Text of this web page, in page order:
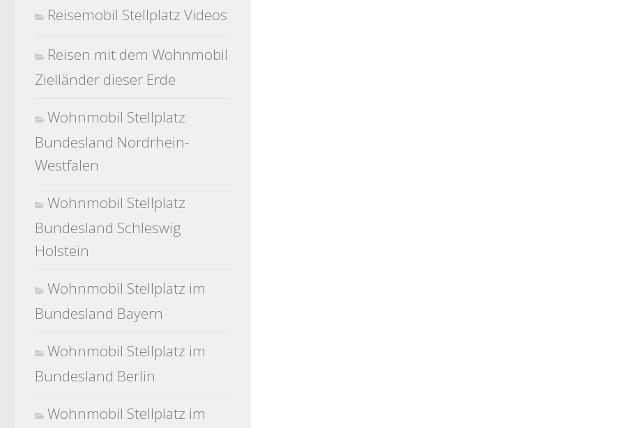
Reisemobil Stellplatz Videos
Reisen mit dem Wohnmobil
Zielländer dieser Erde
Wohnmobil Stellplatz
Bundesland Nordrhein-
Westfalen
Wohnmobil Stellplatz
Bundesland Schleswig
Holstein
Wohnmobil Stellplatz im
Bundesland Bayern
Wohnmobil Stellplatz im
Bundesland Berlin
Wohnmobil Stellplatz im